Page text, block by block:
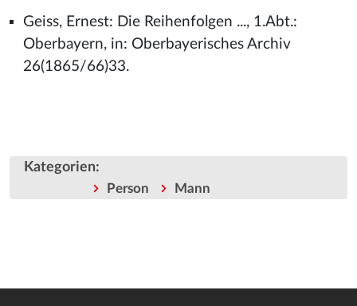
Geiss, Ernest: Die Reihenfolgen ..., 1.Abt.:
Oberbayern, in: Oberbayerisches Archiv
26(1865/66)33.
Kategorien:
Person Mann